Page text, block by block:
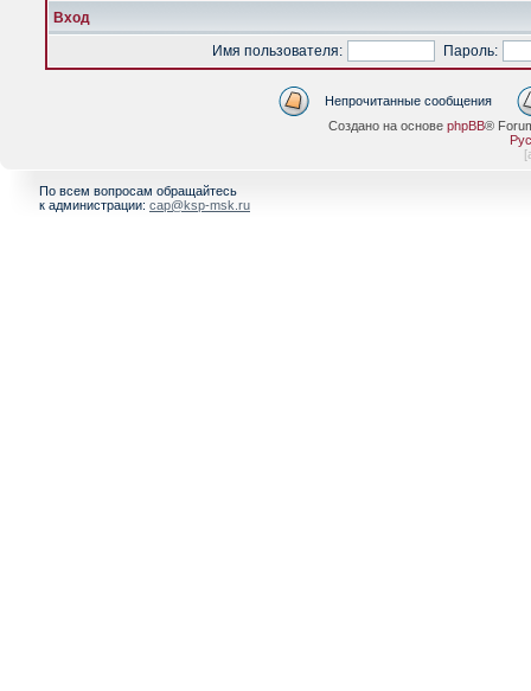
Вход
Имя пользователя:
Пароль:
Непрочитанные сообщения
Создано на основе phpBB®
[
По всем вопросам обращайтесь
к администрации: cap@ksp-msk.ru